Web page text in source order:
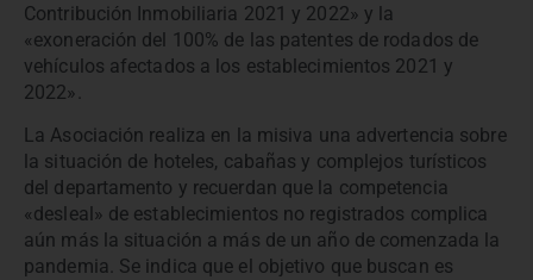
Contribución Inmobiliaria 2021 y 2022» y la
«exoneración del 100% de las patentes de rodados de
vehículos afectados a los establecimientos 2021 y
2022».
La Asociación realiza en la misiva una advertencia sobre
la situación de hoteles, cabañas y complejos turísticos
del departamento y recuerdan que la competencia
«desleal» de establecimientos no registrados complica
aún más la situación a más de un año de comenzada la
pandemia. Se indica que el objetivo que buscan es